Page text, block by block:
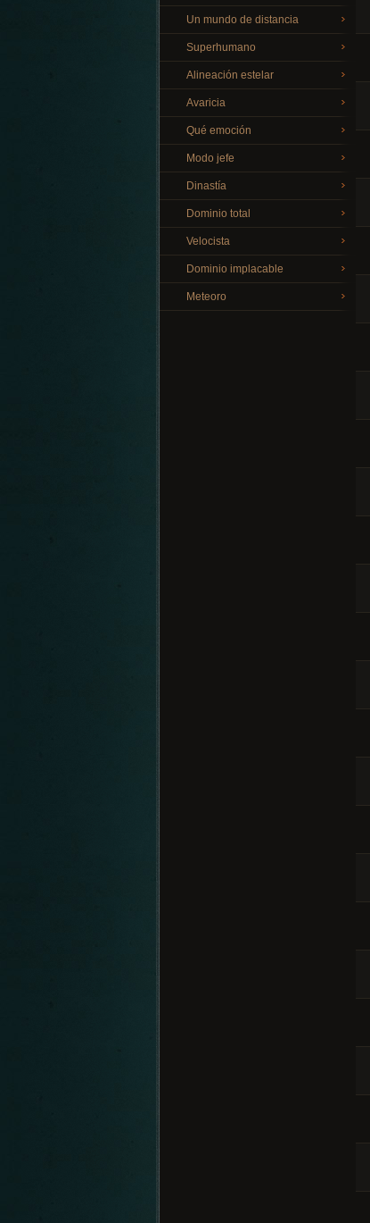
Un mundo de distancia
Superhumano
Alineación estelar
Avaricia
Qué emoción
Modo jefe
Dinastía
Dominio total
Velocista
Dominio implacable
Meteoro